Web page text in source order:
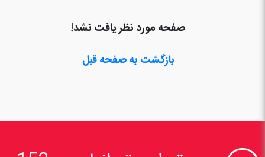
صفحه مورد نظر یافت نشد!
بازگشت به صفحه قبل